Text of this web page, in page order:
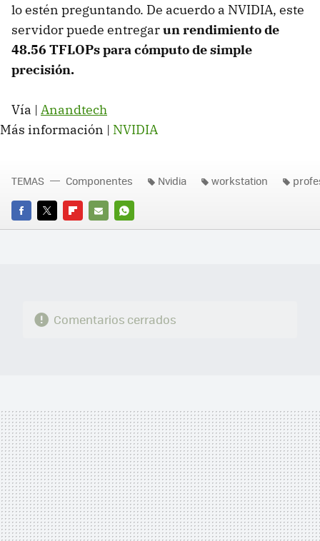
lo estén preguntando. De acuerdo a NVIDIA, este
servidor puede entregarun rendimiento de
48.56 TFLOPs para cómputo de simple
precisión.
Vía | Anandtech
Más información | NVIDIA
FACEBOOK
TWITTERFLIPBOARD
E-
WHATSAPP
TEMAS Componentes Nvidia workstation
Comentarios cerrados